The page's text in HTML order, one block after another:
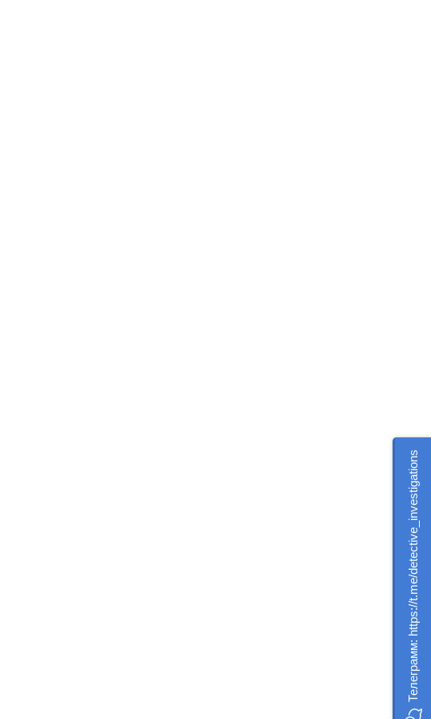
Телеграмм: https://t.me/detective_investigations